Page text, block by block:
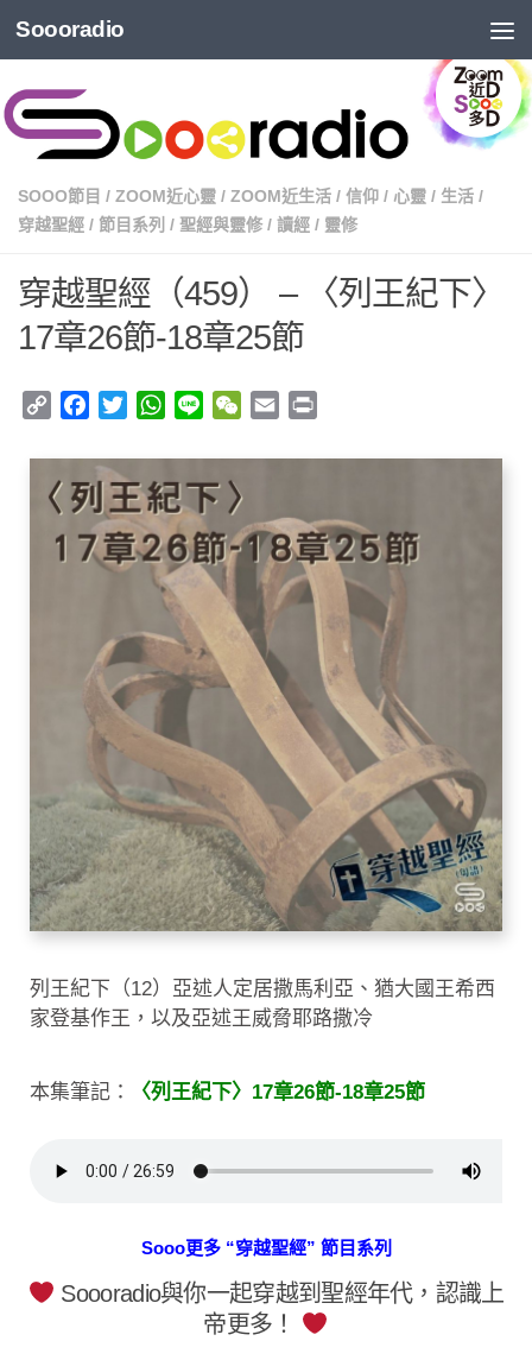
Soooradio
SOOO節目 / ZOOM近心靈 / ZOOM近生活 / 信仰 / 心靈 / 生活 /
穿越聖經 / 節目系列 / 聖經與靈修 / 讀經 / 靈修
穿越聖經（459） – 〈列王紀下〉
17章26節-18章25節
Copy
Facebook
TwitterWhatsApp
Line WeChat
Email
列王紀下（12）亞述人定居撒馬利亞、猶大國王希西
家登基作王，以及亞述王威脅耶路撒冷
本集筆記： 〈列王紀下〉17章26節-18章25節
Sooo更多 “穿越聖經” 節目系列
Soooradio與你一起穿越到聖經年代，認識上
帝更多！